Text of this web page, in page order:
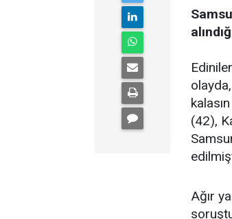
(42),
Ağır